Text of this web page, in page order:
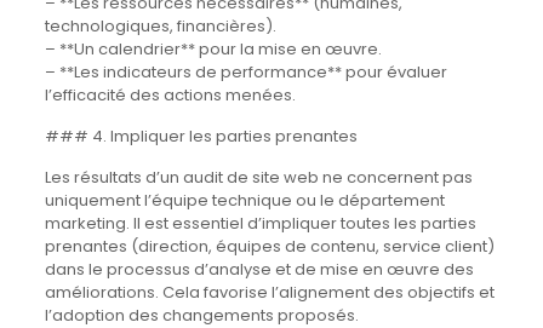
technologiques, financières).
– **Un calendrier** pour la mise en œuvre.
– **Les indicateurs de performance** pour évaluer
l’efficacité des actions menées.
### 4. Impliquer les parties prenantes
Les résultats d’un audit de site web ne concernent pas
uniquement l’équipe technique ou le département
marketing. Il est essentiel d’impliquer toutes les parties
prenantes (direction, équipes de contenu, service client)
dans le processus d’analyse et de mise en œuvre des
améliorations. Cela favorise l’alignement des objectifs et
l’adoption des changements proposés.